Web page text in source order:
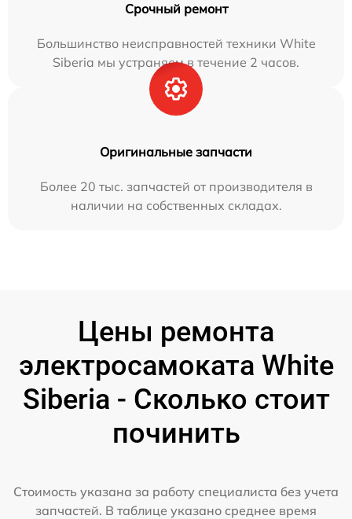
Срочный ремонт
Большинство неисправностей техники White
Siberia мы устраняем в течение 2 часов.
Оригинальные запчасти
Более 20 тыс. запчастей от производителя в
наличии на собственных складах.
Цены ремонта
электросамоката White
Siberia - Сколько стоит
починить
Стоимость указана за работу специалиста без учета
запчастей. В таблице указано среднее время